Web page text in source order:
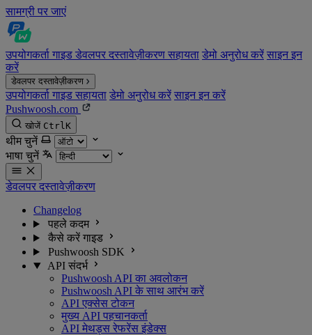
सामग्री पर जाएं
उपयोगकर्ता गाइड डेवलपर दस्तावेज़ीकरण सहायता डेमो अनुरोध करें साइन इन
करें
डेवलपर दस्तावेज़ीकरण
उपयोगकर्ता गाइड सहायता डेमो अनुरोध करें साइन इन करें
Pushwoosh.com
खोजें CtrlK
थीम चुनें
भाषा चुनें
डेवलपर दस्तावेज़ीकरण
Changelog
पहले कदम
कैसे करें गाइड
Pushwoosh SDK
API संदर्भ
Pushwoosh API का अवलोकन
Pushwoosh API के साथ आरंभ करें
API एक्सेस टोकन
मुख्य API पहचानकर्ता
API मेथड्स रेफरेंस इंडेक्स